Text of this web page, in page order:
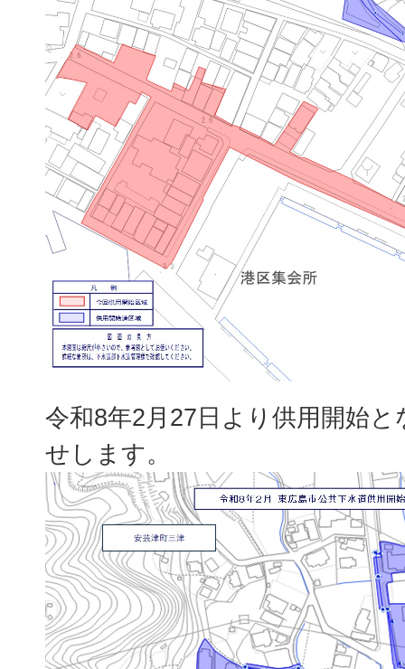
令和8年2月27日より供用開始
せします。